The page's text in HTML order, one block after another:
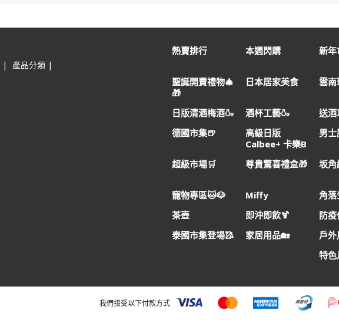
| 產品分類 |
熱賣排行 本週閃購 新年
聖誕開賣禮物🎄
🎁
日本居家美食 雲南
日版清酒梅酒🍶 酒杯工藝🍶 送酒
德國市集🍺
高級日版
Calbee+ 卡樂B
男
超級市場🛒 尊貴驚喜禮盒🎁 坂角
寵物專區🐱🐶
Miffy 角
茶壺
即沖即飲🍹 防
泰國市集登場🥻
家居用品🏡 戶
特色
我們接受以下付款方式